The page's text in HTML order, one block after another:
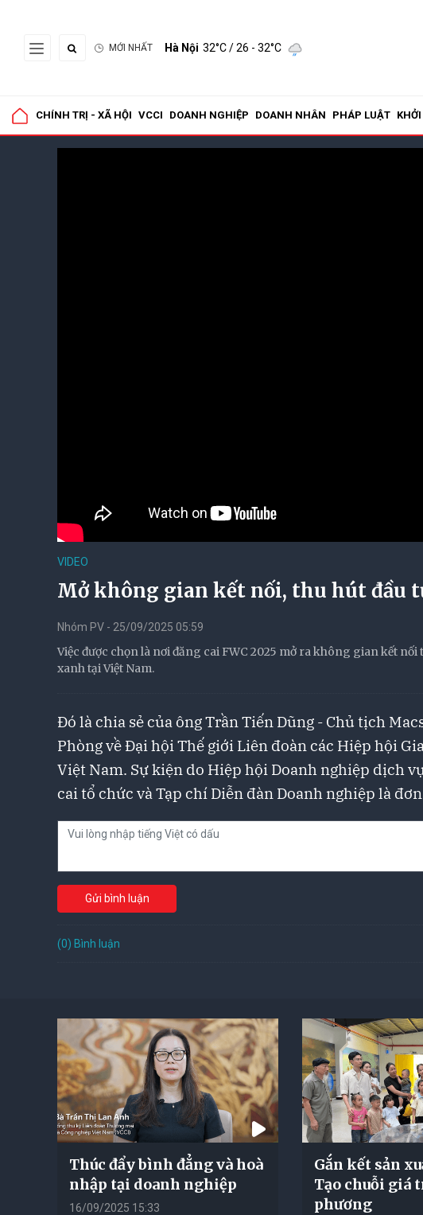
MỚI NHẤT Hà Nội 32°C/ 26 - 32°C
CHÍNH TRỊ - XÃ HỘI VCCI DOANH NGHIỆP DOANH NHÂN PHÁP LUẬT
VIDEO
Mở không gian kết nối, thu hút đầu
Nhóm PV - 25/09/2025 05:59
Việc được chọn là nơi đăng cai FWC 2025 mở ra không gian kết
xanh tại Việt Nam.
Đó là chia sẻ của ông Trần Tiến Dũng - Chủ tịch
Phòng về Đại hội Thế giới Liên đoàn các Hiệp hội
Việt Nam. Sự kiện do Hiệp hội Doanh nghiệp dịch
cai tổ chức và Tạp chí Diễn đàn Doanh nghiệp là
Gửi bình luận
(0) Bình luận
Thúc đẩy bình đẳng và hoà
nhập tại doanh nghiệp
16/09/2025 15:33
Gắn kết sản
Tạo chuỗi giá
phương